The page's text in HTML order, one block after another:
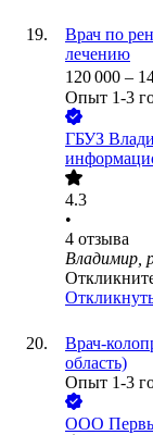
Врач по
лечению
120 000 –
Опыт 1-3
ГБУЗ
4.3
•
4 отзыва
Владимир,
Врач-
область)
Опыт 1-3
ООО